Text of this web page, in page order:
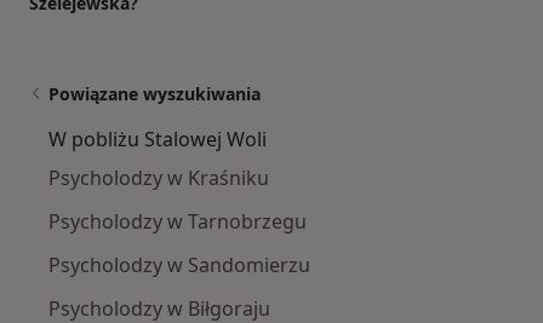
Powiązane wyszukiwania
W pobliżu Stalowej Woli
Psycholodzy w Kraśniku
Psycholodzy w Tarnobrzegu
Psycholodzy w Sandomierzu
Psycholodzy w Biłgoraju